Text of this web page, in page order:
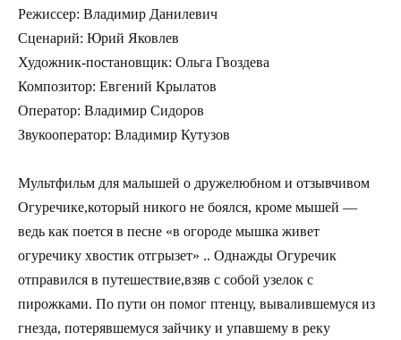
Режиссер: Владимир Данилевич
Сценарий: Юрий Яковлев
Художник-постановщик: Ольга Гвоздева
Композитор: Евгений Крылатов
Оператор: Владимир Сидоров
Звукооператор: Владимир Кутузов
Мультфильм для малышей о дружелюбном и отзывчивом
Огуречике,который никого не боялся, кроме мышей —
ведь как поется в песне «в огороде мышка живет
огуречику хвостик отгрызет» .. Однажды Огуречик
отправился в путешествие,взяв с собой узелок с
пирожками. По пути он помог птенцу, вывалившемуся из
гнезда, потерявшемуся зайчику и упавшему в реку